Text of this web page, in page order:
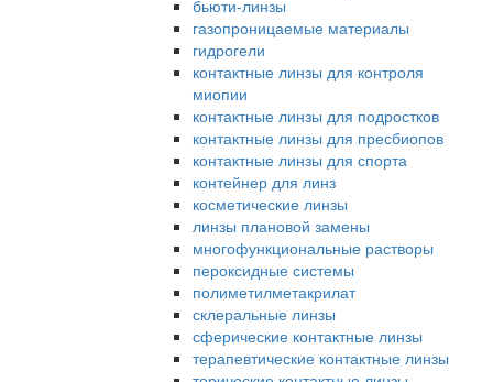
бьюти-линзы
газопроницаемые материалы
гидрогели
контактные линзы для контроля
миопии
контактные линзы для подростков
контактные линзы для пресбиопов
контактные линзы для спорта
контейнер для линз
косметические линзы
линзы плановой замены
многофункциональные растворы
пероксидные системы
полиметилметакрилат
склеральные линзы
сферические контактные линзы
терапевтические контактные линзы